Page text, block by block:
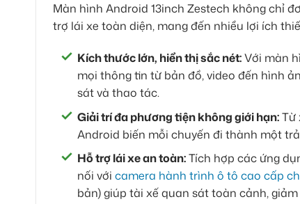
Màn hình Android 13inch Zestech không chỉ
trợ lái xe toàn diện, mang đến nhiều lợi ích
Kích thước lớn, hiển thị sắc nét:Với màn
mọi thông tin từ bản đồ, video đến hình
sát và thao tác.
Giải trí đa phương tiện không giới hạn:Từ
Android biến mỗi chuyến đi thành một
Hỗ trợ lái xe an toàn:Tích hợp các ứng
nối với camera hành trình ô tô cao cấp
bản) giúp tài xế quan sát toàn cảnh,